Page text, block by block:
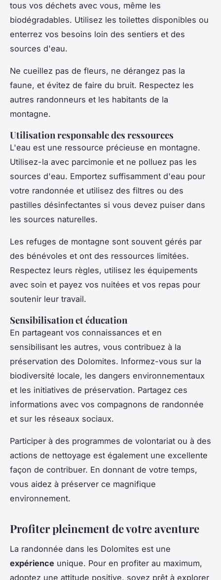
tous vos déchets avec vous, même les
biodégradables. Utilisez les toilettes disponibles ou
enterrez vos besoins loin des sentiers et des
sources d'eau.
Ne cueillez pas de fleurs, ne dérangez pas la
faune, et évitez de faire du bruit. Respectez les
autres randonneurs et les habitants de la
montagne.
Utilisation responsable des ressources
L'eau est une ressource précieuse en montagne.
Utilisez-la avec parcimonie et ne polluez pas les
sources d'eau. Emportez suffisamment d'eau pour
votre randonnée et utilisez des filtres ou des
pastilles désinfectantes si vous devez puiser dans
les sources naturelles.
Les refuges de montagne sont souvent gérés par
des bénévoles et ont des ressources limitées.
Respectez leurs règles, utilisez les équipements
avec soin et payez vos nuitées et vos repas pour
soutenir leur travail.
Sensibilisation et éducation
En partageant vos connaissances et en
sensibilisant les autres, vous contribuez à la
préservation des Dolomites. Informez-vous sur la
biodiversité locale, les dangers environnementaux
et les initiatives de préservation. Partagez ces
informations avec vos compagnons de randonnée
et sur les réseaux sociaux.
Participer à des programmes de volontariat ou à des
actions de nettoyage est également une excellente
façon de contribuer. En donnant de votre temps,
vous aidez à préserver ce magnifique
environnement.
Profiter pleinement de votre aventure
La randonnée dans les Dolomites est une
expérience unique. Pour en profiter au maximum,
adoptez une attitude positive, soyez prêt à explorer